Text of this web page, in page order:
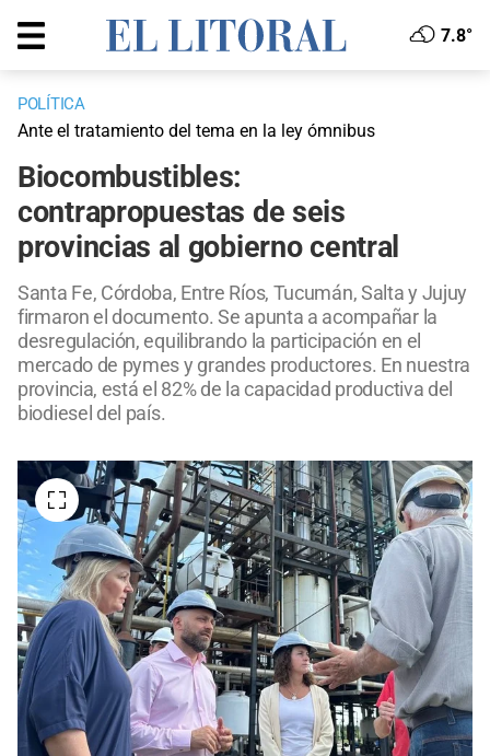
7.8°
POLÍTICA
Ante el tratamiento del tema en la ley ómnibus
Biocombustibles:
contrapropuestas de seis
provincias al gobierno central
Santa Fe, Córdoba, Entre Ríos, Tucumán, Salta y Jujuy
firmaron el documento. Se apunta a acompañar la
desregulación, equilibrando la participación en el
mercado de pymes y grandes productores. En nuestra
provincia, está el 82% de la capacidad productiva del
biodiesel del país.